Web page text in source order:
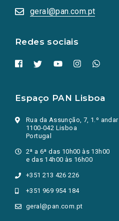
geral@pan.com.pt
Redes sociais
numa
nova
Espaço PAN Lisboa
Rua da Assunção, 7, 1.º andar
1100-042 Lisboa
Portugal
2ª a 6ª das 10h00 às 13h00
e das 14h00 às 16h00
+351 213 426 226
+351 969 954 184
geral@pan.com.pt